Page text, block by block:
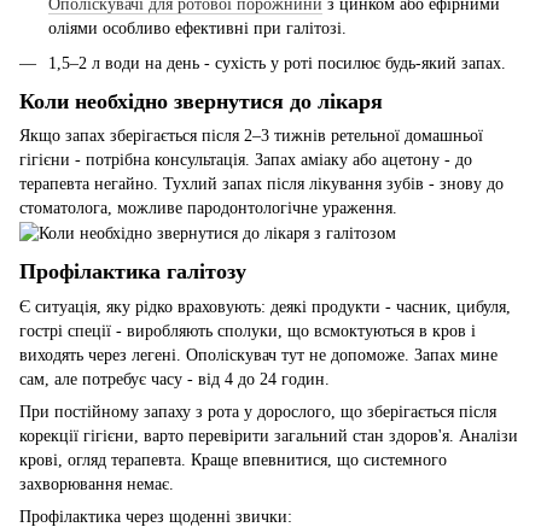
Ополіскувачі для ротової порожнини з цинком або ефірними
оліями особливо ефективні при галітозі.
1,5–2 л води на день - сухість у роті посилює будь-який запах.
Коли необхідно звернутися до лікаря
Якщо запах зберігається після 2–3 тижнів ретельної домашньої
гігієни - потрібна консультація. Запах аміаку або ацетону - до
терапевта негайно. Тухлий запах після лікування зубів - знову до
стоматолога, можливе пародонтологічне ураження.
Профілактика галітозу
Є ситуація, яку рідко враховують: деякі продукти - часник, цибуля,
гострі спеції - виробляють сполуки, що всмоктуються в кров і
виходять через легені. Ополіскувач тут не допоможе. Запах мине
сам, але потребує часу - від 4 до 24 годин.
При постійному запаху з рота у дорослого, що зберігається після
корекції гігієни, варто перевірити загальний стан здоров'я. Аналізи
крові, огляд терапевта. Краще впевнитися, що системного
захворювання немає.
Профілактика через щоденні звички: